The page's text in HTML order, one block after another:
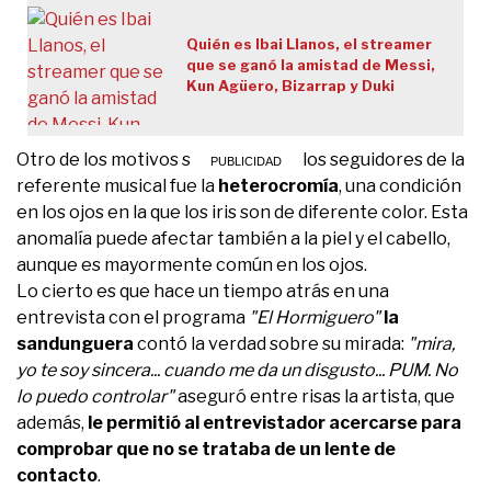
Quién es Ibai Llanos, el streamer
que se ganó la amistad de Messi,
Kun Agüero, Bizarrap y Duki
Otro de los motivos señalados por los seguidores de la
referente musical fue la heterocromía, una condición
en los ojos en la que los iris son de diferente color. Esta
anomalía puede afectar también a la piel y el cabello,
aunque es mayormente común en los ojos.
Lo cierto es que hace un tiempo atrás en una
entrevista con el programa "El Hormiguero" la
sandunguera contó la verdad sobre su mirada: "mira,
yo te soy sincera... cuando me da un disgusto... PUM. No
lo puedo controlar"aseguró entre risas la artista, que
además, le permitió al entrevistador acercarse para
comprobar que no se trataba de un lente de
contacto.